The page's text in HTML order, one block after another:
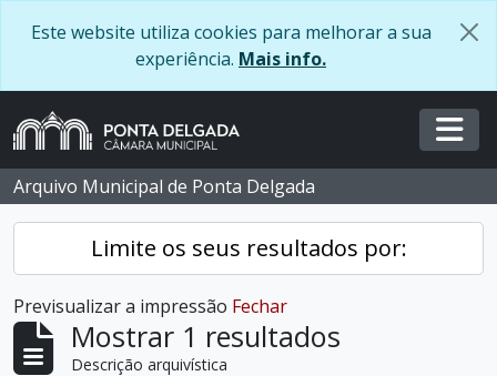
Este website utiliza cookies para melhorar a sua
experiência. Mais info.
Arquivo Municipal de Ponta Delgada
Limite os seus resultados por:
Previsualizar a impressão Fechar
Mostrar 1 resultados
Descrição arquivística